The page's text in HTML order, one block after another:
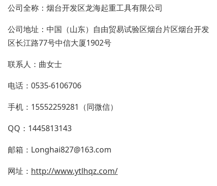
公司全称：烟台开发区龙海起重工具有限公司
公司地址：中国（山东）自由贸易试验区烟台片区烟台开发
区长江路77号中信大厦1902号
联系人：曲女士
电话：0535-6106706
手机：15552259281（同微信）
QQ：1445813143
邮箱：Longhai827@163.com
网址： http://www.ytlhqz.com/